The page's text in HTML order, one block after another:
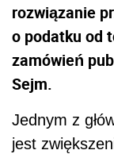
rozwiązanie
o podatku od
zamówień
Sejm.
Jednym z
jest